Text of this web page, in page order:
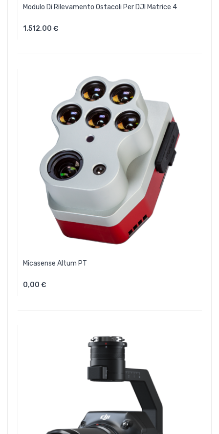
Modulo Di Rilevamento Ostacoli Per DJI Matrice 4
1.512,00 €Aggiungi Al Carrello
Micasense Altum PT
0,00 €